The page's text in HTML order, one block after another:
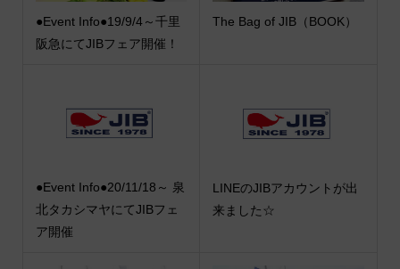
●Event Info●19/9/4～千里
阪急にてJIBフェア開催！
The Bag of JIB（BOOK）
●Event Info●20/11/18～ 泉
北タカシマヤにてJIBフェ
ア開催
LINEのJIBアカウントが出
来ました☆